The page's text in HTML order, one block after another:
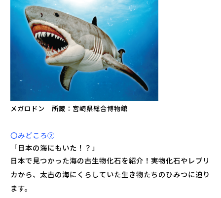
メガロドン 所蔵：宮崎県総合博物館
〇みどころ②
「日本の海にもいた！？」
日本で見つかった海の古生物化石を紹介！実物化石やレプリ
カから、太古の海にくらしていた生き物たちのひみつに迫り
ます。